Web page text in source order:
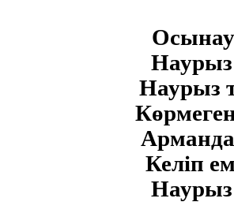
Осынау
Наурыз
Наурыз
Келіп
Наурыз